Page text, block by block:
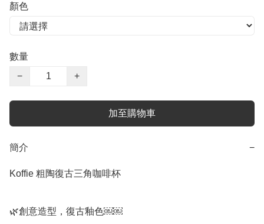
顏色
數量
−
+
加至購物車
簡介 −
Koffie 粗陶復古三角咖啡杯
🌿創意造型，復古釉色￼￼